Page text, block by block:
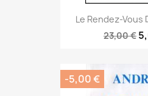
Le Rendez-Vous
23,00 €
-5,00 €